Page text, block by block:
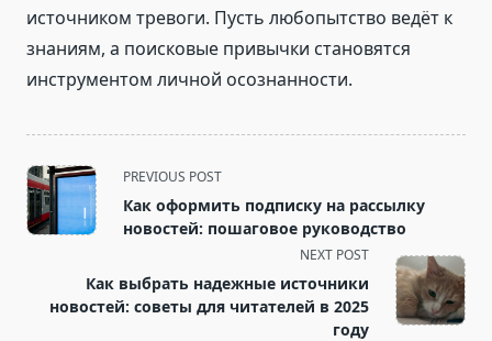
источником тревоги. Пусть любопытство ведёт к
знаниям, а поисковые привычки становятся
инструментом личной осознанности.
<span
class="nav-
subtitle
text">Page</span>
PREVIOUS POST
Как оформить подписку на рассылку
новостей: пошаговое руководство
NEXT POST
Как выбрать надежные источники
новостей: советы для читателей в 2025
году